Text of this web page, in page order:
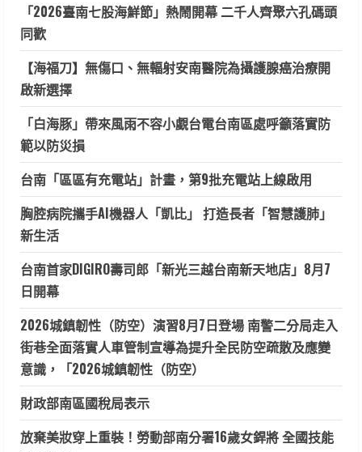
「2026臺南七股海鮮節」熱鬧開幕 二千人齊聚六孔碼頭
同歡
【海福刀】無傷口、無輻射安南醫院為攝護腺癌治療開
啟新選擇
「白海豚」帶來風雨不容小覷台電台南區處呼籲落實防
範以防災損
台南「區區有充電站」計畫，第9批充電站上線啟用
胸腔病院攜手AI機器人「凱比」 打造長者「智慧護肺」
新生活
台南首家DIGIRO壽司郎「新光三越台南新天地店」8月7
日開幕
2026城鎮韌性（防空）演習8月7日登場 南警二分局走入
街巷全面落實人車管制宣導為提升全民防空疏散及應變
意識，「2026城鎮韌性（防空）
財政部南區國稅局表示
放棄美妝穿上重裝！勞動部南分署16歲女銲將 全國技能